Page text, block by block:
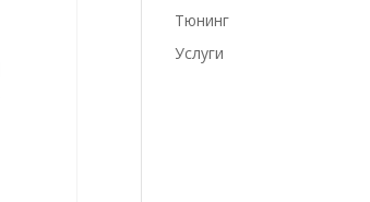
Тюнинг
Услуги